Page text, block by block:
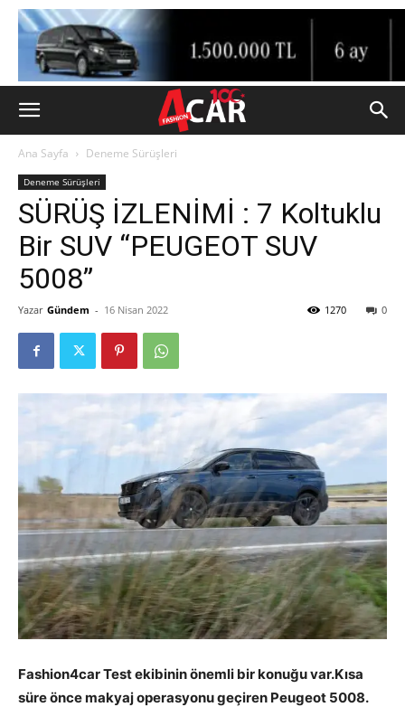
Ana Sayfa Deneme Sürüşleri
Deneme Sürüşleri
SÜRÜŞ İZLENİMİ : 7 Koltuklu
Bir SUV “PEUGEOT SUV
5008”
Yazar Gündem - 16 Nisan 2022 0
1270
Fashion4car Test ekibinin önemli bir konuğu var.Kısa
süre önce makyaj operasyonu geçiren Peugeot 5008.